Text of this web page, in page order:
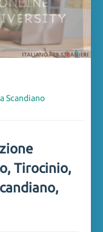
Scandiano
Tirocinio,